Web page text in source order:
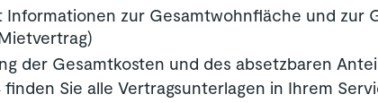
Informationen zur Gesamtwohnfläche und zur
der Gesamtkosten und des absetzbaren
finden Sie alle Vertragsunterlagen in Ihrem